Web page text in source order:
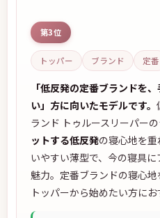
第3位
トッパー ブランド 定番
「低反発の定番ブランドを
い」方に向いたモデルです。
ランド トゥルースリーパーの
ットする低反発の寝心地を
いやすい薄型で、今の寝具
魅力。定番ブランドの寝心地
トッパーから始めたい方にお